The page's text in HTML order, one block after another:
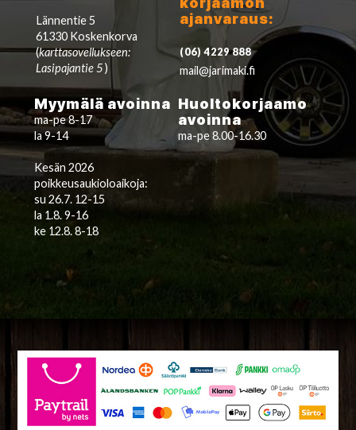
Lännentie 5
61330 Koskenkorva
(karttasovellukseen:
Lasipajantie 5)
ajanvaraus:
(06) 4229 888
mail@jarimaki.fi
Myymälä avoinna
ma-pe 8-17
la 9-14
Kesän 2026
poikkeusaukioloaikoja:
su 26.7. 12-15
la 1.8. 9-16
ke 12.8. 8-18
Huoltokorjaamo
avoinna
ma-pe 8.00-16.30